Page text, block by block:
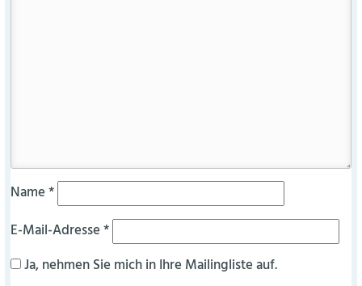
Name*
E-Mail-Adresse*
Ja, nehmen Sie mich in Ihre Mailingliste auf.